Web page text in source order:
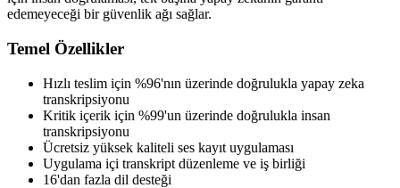
edemeyeceği bir güvenlik ağı sağlar.
Temel Özellikler
Hızlı teslim için %96'nın üzerinde doğrulukla yapay zeka
transkripsiyonu
Kritik içerik için %99'un üzerinde doğrulukla insan
transkripsiyonu
Ücretsiz yüksek kaliteli ses kayıt uygulaması
Uygulama içi transkript düzenleme ve iş birliği
16'dan fazla dil desteği